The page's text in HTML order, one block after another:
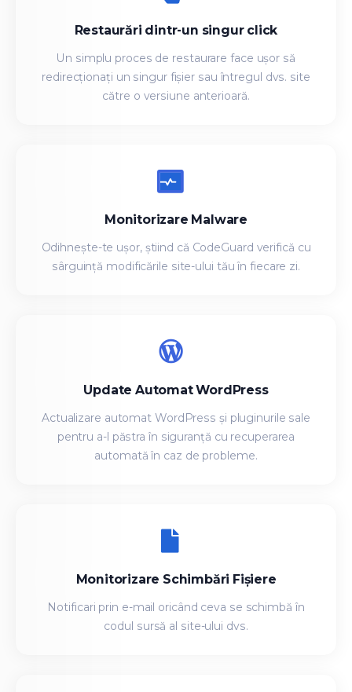
Restaurări dintr-un singur click
Un simplu proces de restaurare face ușor să
redirecționați un singur fișier sau întregul dvs. site
către o versiune anterioară.
Monitorizare Malware
Odihnește-te ușor, știind că CodeGuard verifică cu
sârguință modificările site-ului tău în fiecare zi.
Update Automat WordPress
Actualizare automat WordPress și pluginurile sale
pentru a-l păstra în siguranță cu recuperarea
automată în caz de probleme.
Monitorizare Schimbări Fișiere
Notificari prin e-mail oricând ceva se schimbă în
codul sursă al site-ului dvs.